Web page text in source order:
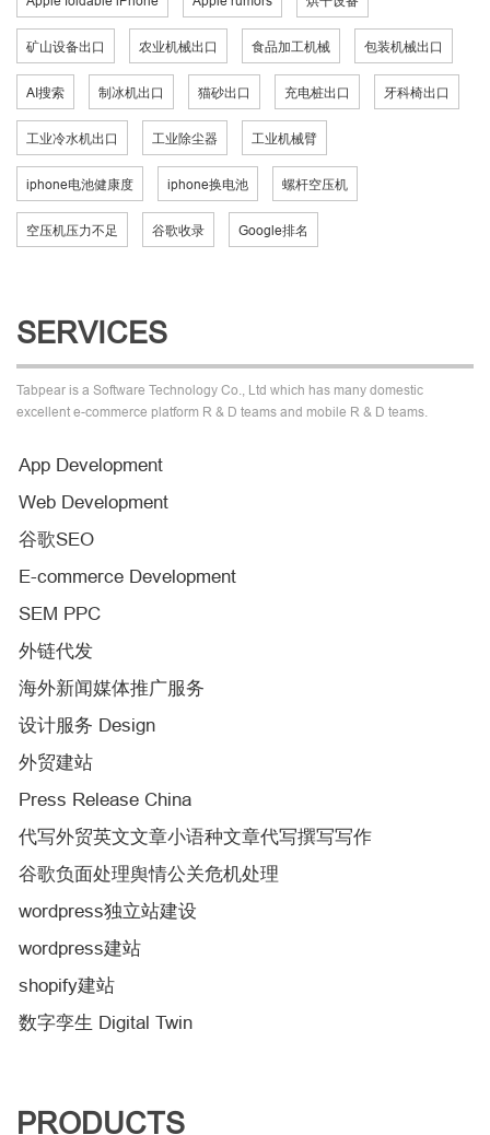
矿山设备出口 农业机械出口 食品加工机械 包装机械出口
AI搜索 制冰机出口 猫砂出口 充电桩出口 牙科椅出口
工业冷水机出口 工业除尘器 工业机械臂
iphone电池健康度 iphone换电池 螺杆空压机
空压机压力不足 谷歌收录 Google排名
SERVICES
Tabpear is a Software Technology Co., Ltd which has many domestic
excellent e-commerce platform R & D teams and mobile R & D teams.
App Development
Web Development
谷歌SEO
E-commerce Development
SEM PPC
外链代发
海外新闻媒体推广服务
设计服务 Design
外贸建站
Press Release China
代写外贸英文文章小语种文章代写撰写写作
谷歌负面处理舆情公关危机处理
wordpress独立站建设
wordpress建站
shopify建站
数字孪生 Digital Twin
PRODUCTS